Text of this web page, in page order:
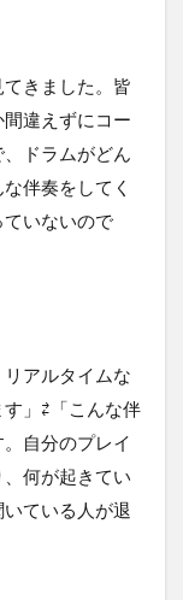
きました。皆
違えずにコー
ドラムがどん
伴奏をしてく
いないので
アルタイムな
」⇄「こんな伴
自分のプレイ
何が起きてい
ている人が退